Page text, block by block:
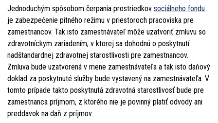
Jednoduchým spôsobom čerpania prostriedkov sociálneho fondu
je zabezpečenie pitného režimu v priestoroch pracoviska pre
zamestnancov. Tak isto zamestnávateľ môže uzatvoriť zmluvu so
zdravotníckym zariadením, v ktorej sa dohodnú o poskytnutí
nadštandardnej zdravotnej starostlivosti pre zamestnancov.
Zmluva bude uzatvorená v mene zamestnávateľa a tak isto daňový
doklad za poskytnuté služby bude vystavený na zamestnávateľa. V
tomto prípade takto poskytnutá zdravotná starostlivosť bude pre
zamestnanca príjmom, z ktorého nie je povinný platiť odvody ani
preddavok na daň z príjmov.